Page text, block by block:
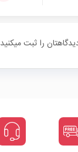
را ثبت میکنید